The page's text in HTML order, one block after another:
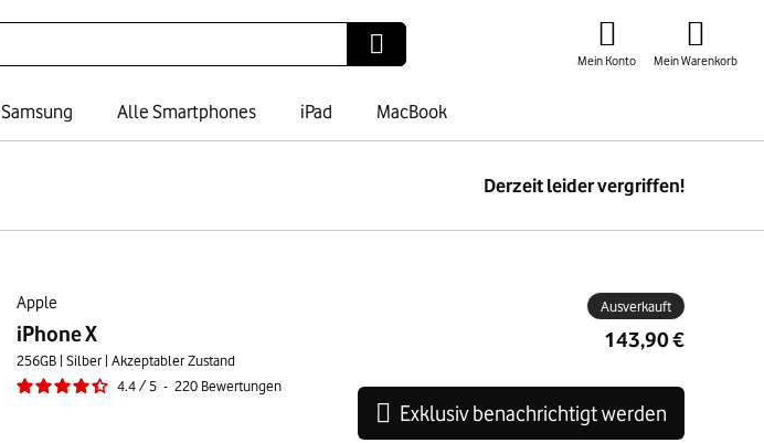
Mein Konto Mein Warenkorb
Samsung Alle Smartphones iPad MacBook
Derzeit leider vergriffen!
Apple
iPhone X
256GB | Silber | Akzeptabler Zustand
4.4 / 5 - 220 Bewertungen
Ausverkauft
143,90 €
Exklusiv benachrichtigt werden